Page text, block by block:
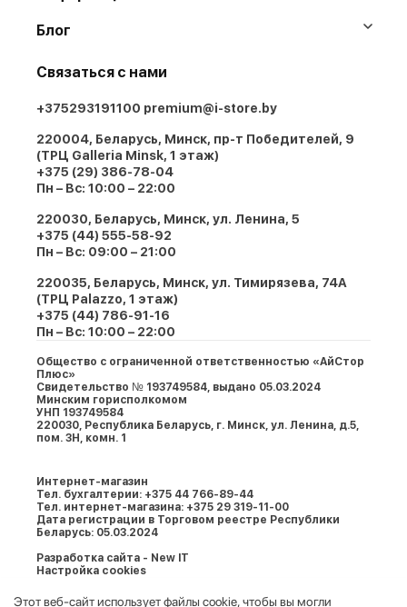
Блог
Связаться с нами
+375293191100 premium@i-store.by
220004, Беларусь, Минск, пр-т Победителей, 9
(ТРЦ Galleria Minsk, 1 этаж)
+375 (29) 386-78-04
Пн – Вс: 10:00 – 22:00
220030, Беларусь, Минск, ул. Ленина, 5
+375 (44) 555-58-92
Пн – Вс: 09:00 – 21:00
220035, Беларусь, Минск, ул. Тимирязева, 74A
(ТРЦ Palazzo, 1 этаж)
+375 (44) 786-91-16
Пн – Вс: 10:00 – 22:00
Общество с ограниченной ответственностью «АйСтор
Плюс»
Свидетельство № 193749584, выдано 05.03.2024
Минским горисполкомом
УНП 193749584
220030, Республика Беларусь, г. Минcк, ул. Ленина, д.5,
пом. 3Н, комн. 1
Интернет-магазин
Тел. бухгалтерии: +375 44 766-89-44
Тел. интернет-магазина: +375 29 319-11-00
Дата регистрации в Торговом реестре Республики
Беларусь: 05.03.2024
Разработка сайта - New IT
Настройка cookies
Этот веб-сайт использует файлы cookie, чтобы вы могли